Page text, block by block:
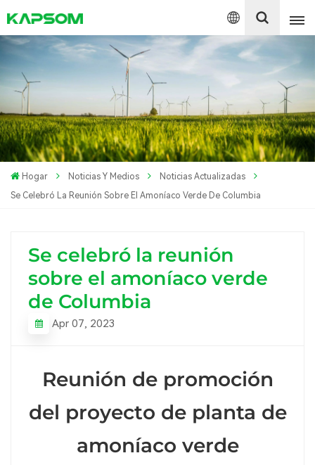
English
Español
Polski
Hogar Noticias Y Medios
Noticias Actualizadas
Se Celebró La Reunión Sobre El Amoníaco Verde De Columbia
Se celebró la reunión
sobre el amoníaco verde
de Columbia
Apr 07, 2023
Reunión de promoción
del proyecto de planta de
amoníaco verde